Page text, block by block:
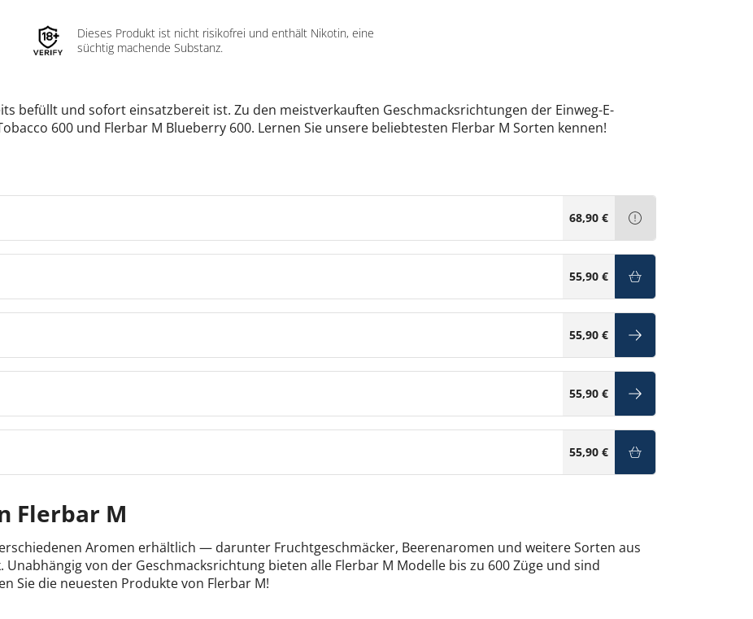
Dieses Produkt ist nicht risikofrei und enthält Nikotin, eine
süchtig machende Substanz.
befüllt und sofort einsatzbereit ist. Zu den meistverkauften Geschmacksrichtungen der Einweg-E-
600 und Flerbar M Blueberry 600. Lernen Sie unsere beliebtesten Flerbar M Sorten kennen!
68,90 €
55,90 €
55,90 €
55,90 €
55,90 €
Flerbar M
Aromen erhältlich — darunter Fruchtgeschmäcker, Beerenaromen und weitere Sorten aus
von der Geschmacksrichtung bieten alle Flerbar M Modelle bis zu 600 Züge und sind
Sie die neuesten Produkte von Flerbar M!